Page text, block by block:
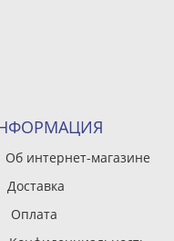
Об интернет-магазине
Доставка
Оплата